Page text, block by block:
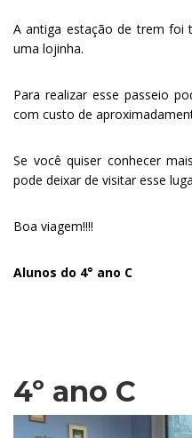
A antiga estação de trem foi
uma lojinha.
Para realizar esse passeio
com custo de
Se você quiser conhecer
pode deixar de visitar esse
Boa viagem!!!!
Alunos do 4° ano C
4º ano C